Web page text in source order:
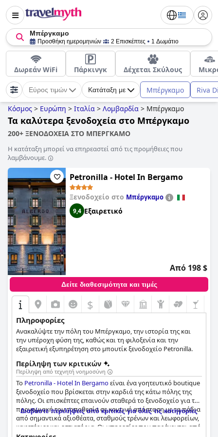
Μπέργκαμο
Προσθήκη ημερομηνιών 2 Επισκέπτες 1 Δωμάτιο
Δωρεάν WiFi Πάρκινγκ Δέχεται Σκύλους
Εύρος τιμών Κατάταξη με Μπέργκαμο Riva
Κόσμος > Ευρώπη > Ιταλία > Λομβαρδία > Μπέργκαμο
Τα καλύτερα ξενοδοχεία στο Μπέργκαμο
200+ ΞΕΝΟΔΟΧΕΙΑ ΣΤΟ ΜΠΕΡΓΚΑΜΟ
Η κατάταξη μπορεί να επηρεαστεί από τις προμήθειες που
λαμβάνουμε.
Petronilla - Hotel In Bergamo
Ξενοδοχείο στο Μπέργκαμο
9,4 Εξαιρετικό
Από 198 $
Δείτε διαθεσιμότητα και τιμές
$
Πληροφορίες
Ανακαλύψτε την πόλη του Μπέργκαμο, την ιστορία της και
την υπέροχη φύση της, καθώς και τη φιλοξενία και την
εξαιρετική εξυπηρέτηση στο μπουτίκ ξενοδοχείο Petronilla.
Περίληψη των κριτικών
Περίληψη από τεχνητή νοημοσύνη
Το Petronilla - Hotel In Bergamoείναι ένα γοητευτικό boutique
ξενοδοχείο που βρίσκεται στην καρδιά της κάτω πόλης της
πόλης. Οι επισκέπτες επαινούν σταθερά το ξενοδοχείο για την
προνομιακή του τοποθεσία σε κοντινή απόσταση με τα πόδια
από σημαντικά αξιοθέατα, σταθμούς τρένων και λεωφορείων,
καφετέριες και εστιατόρια. Οι υπηρεσίες που παρέχονται από
Διαβάστε περιλήψεις από κριτικές για όλες τις κατηγορίες